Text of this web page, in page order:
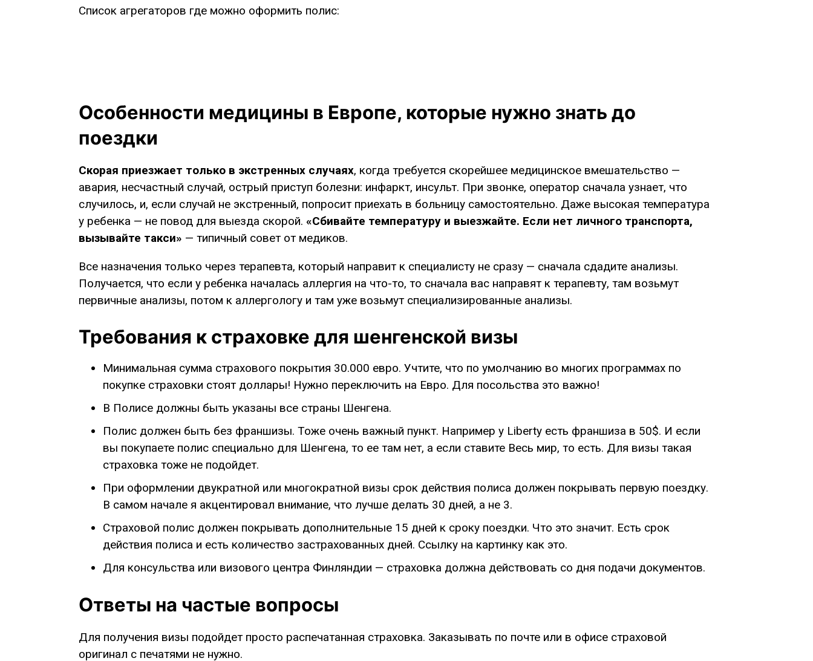
Список агрегаторов где можно оформить полис:
Особенности медицины в Европе, которые нужно знать до
поездки
Скорая приезжает только в экстренных случаях, когда требуется скорейшее медицинское вмешательство —
авария, несчастный случай, острый приступ болезни: инфаркт, инсульт. При звонке, оператор сначала узнает, что
случилось, и, если случай не экстренный, попросит приехать в больницу самостоятельно. Даже высокая температура
у ребенка — не повод для выезда скорой. «Сбивайте температуру и выезжайте. Если нет личного транспорта,
вызывайте такси» — типичный совет от медиков.
Все назначения только через терапевта, который направит к специалисту не сразу — сначала сдадите анализы.
Получается, что если у ребенка началась аллергия на что-то, то сначала вас направят к терапевту, там возьмут
первичные анализы, потом к аллергологу и там уже возьмут специализированные анализы.
Требования к страховке для шенгенской визы
Минимальная сумма страхового покрытия 30.000 евро. Учтите, что по умолчанию во многих программах по
покупке страховки стоят доллары! Нужно переключить на Евро. Для посольства это важно!
В Полисе должны быть указаны все страны Шенгена.
Полис должен быть без франшизы. Тоже очень важный пункт. Например у Liberty есть франшиза в 50$. И если
вы покупаете полис специально для Шенгена, то ее там нет, а если ставите Весь мир, то есть. Для визы такая
страховка тоже не подойдет.
При оформлении двукратной или многократной визы срок действия полиса должен покрывать первую поездку.
В самом начале я акцентировал внимание, что лучше делать 30 дней, а не 3.
Страховой полис должен покрывать дополнительные 15 дней к сроку поездки. Что это значит. Есть срок
действия полиса и есть количество застрахованных дней. Ссылку на картинку как это.
Для консульства или визового центра Финляндии — страховка должна действовать со дня подачи документов.
Ответы на частые вопросы
Для получения визы подойдет просто распечатанная страховка. Заказывать по почте или в офисе страховой
оригинал с печатями не нужно.